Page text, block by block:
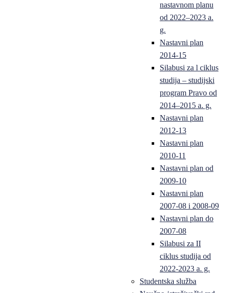
nastavnom planu
od 2022–2023 a.
g.
Nastavni plan
2014-15
Silabusi za l ciklus
studija – studijski
program Pravo od
2014–2015 a. g.
Nastavni plan
2012-13
Nastavni plan
2010-11
Nastavni plan od
2009-10
Nastavni plan
2007-08 i 2008-09
Nastavni plan do
2007-08
Silabusi za II
ciklus studija od
2022-2023 a. g.
Studentska služba